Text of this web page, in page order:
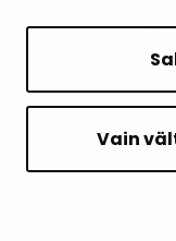
Vain